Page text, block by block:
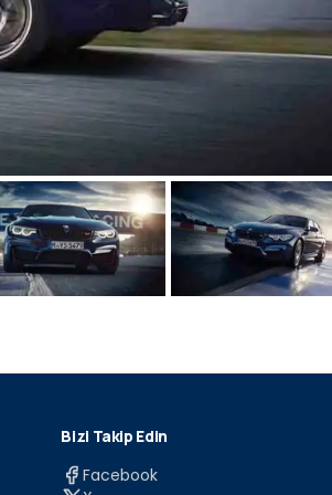
Bizi Takip Edin
Facebook